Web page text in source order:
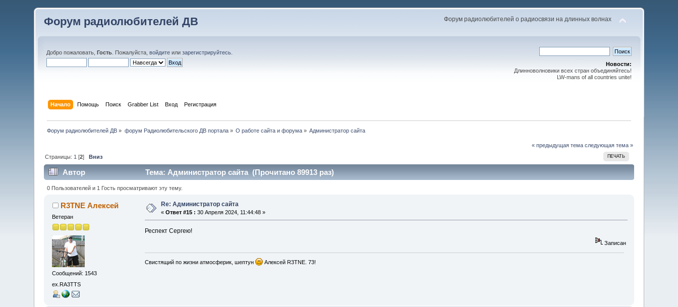
Форум радиолюбителей ДВ Форум радиолюбителей о радиосвязи на длинных волнах
Добро пожаловать,Гость . Пожалуйста,войдите илизарегистрируйтесь
Новости:
Длинноволновики всех стран объединяйтесь!
LW-mans of all countries unite!
Начало Помощь Поиск Grabber List Вход Регистрация
Форум радиолюбителей ДВ » форум Радиолюбительского ДВ портала» О работе сайта и форума » Администратор сайта
« предыдущая тема следующая тема »
ПЕЧАТЬ
Страницы: 1 [2]Вниз
Автор Тема: Администратор сайта (Прочитано 89913 раз)
0 Пользователей и 1 Гость просматривают эту тему.
R3TNE Алексей
Ветеран
Сообщений: 1543
ex.RA3TTS
Re: Администратор сайта
«Ответ #15 : 30 Апреля 2024, 11:44:48 »
Респект Сергею!
Записан
Свистящий по жизни атмосферик, шептун Алексей R3TNE. 73!